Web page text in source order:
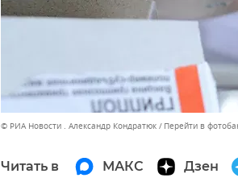
© РИА Новости . Александр Кондратюк Перейти в
Читать в МАКС Дзен